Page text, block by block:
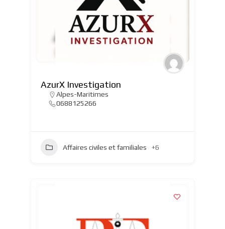
AzurX Investigation
Alpes-Maritimes
0688125266
Affaires civiles et familiales +6